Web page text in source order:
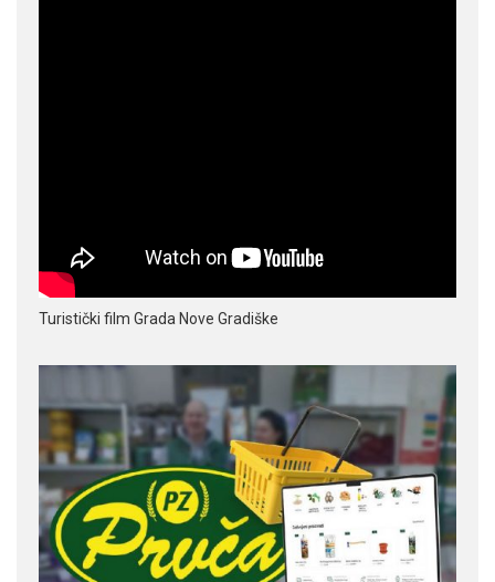
Turistički film Grada Nove Gradiške